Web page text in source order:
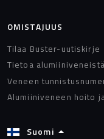
OMISTAJUUS
Tilaa Buster-uutiskirje
Tietoa alumiiniveneistä
Veneen
Alumiiniveneen hoito
Suomi